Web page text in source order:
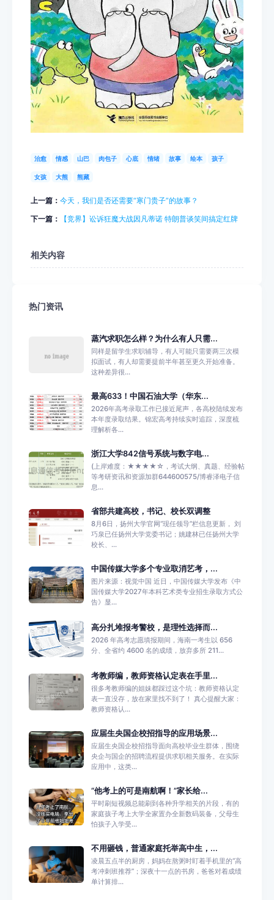
治愈 情感 山巴 肉包子 心底 情绪 故事 绘本 孩子
女孩 大熊 熊藏
上一篇： 今天，我们是否还需要“寒门贵子”的故事？
下一篇：
【竞界】讼诉狂魔大战因凡蒂诺 特朗普谈笑间搞定红牌
相关内容
热门资讯
蒸汽求职怎么样？为什么有人只需...
同样是留学生求职辅导，有人可能只需要两三次模
拟面试，有人却需要提前半年甚至更久开始准备。
这种差异很...
最高633！中国石油大学（华东...
2026年高考录取工作已接近尾声，各高校陆续发布
本年度录取结果。锦宏高考持续实时追踪，深度梳
理解析各...
浙江大学842信号系统与数字电...
(上岸难度：★★★★☆，考试大纲、真题、经验帖
等考研资讯和资源加群644600575/博睿泽电子信
息...
省部共建高校，书记、校长双调整
8月6日，扬州大学官网“现任领导”栏信息更新， 刘
巧泉已任扬州大学党委书记；姚建林已任扬州大学
校长、...
中国传媒大学多个专业取消艺考，...
图片来源：视觉中国 近日，中国传媒大学发布《中
国传媒大学2027年本科艺术类专业招生录取方式公
告》显...
高分扎堆报考警校，是理性选择而...
2026 年高考志愿填报期间，海南一考生以 656
分、全省约 4600 名的成绩，放弃多所 211...
考教师编，教师资格认定表在手里...
很多考教师编的姐妹都踩过这个坑：教师资格认定
表一直没存，放在家里找不到了！ 真心提醒大家：
教师资格认...
应届生央国企校招指导的应用场景...
应届生央国企校招指导面向高校毕业生群体，围绕
央企与国企的招聘流程提供求职相关服务。在实际
应用中，这类...
“他考上的可是南航啊！”家长给...
平时刷短视频总能刷到各种升学相关的片段，有的
家庭孩子考上大学全家置办全新数码装备，父母生
怕孩子入学受...
不用砸钱，普通家庭托举高中生，...
凌晨五点半的厨房，妈妈在熬粥时盯着手机里的“高
考冲刺班推荐”；深夜十一点的书房，爸爸对着成绩
单计算排...